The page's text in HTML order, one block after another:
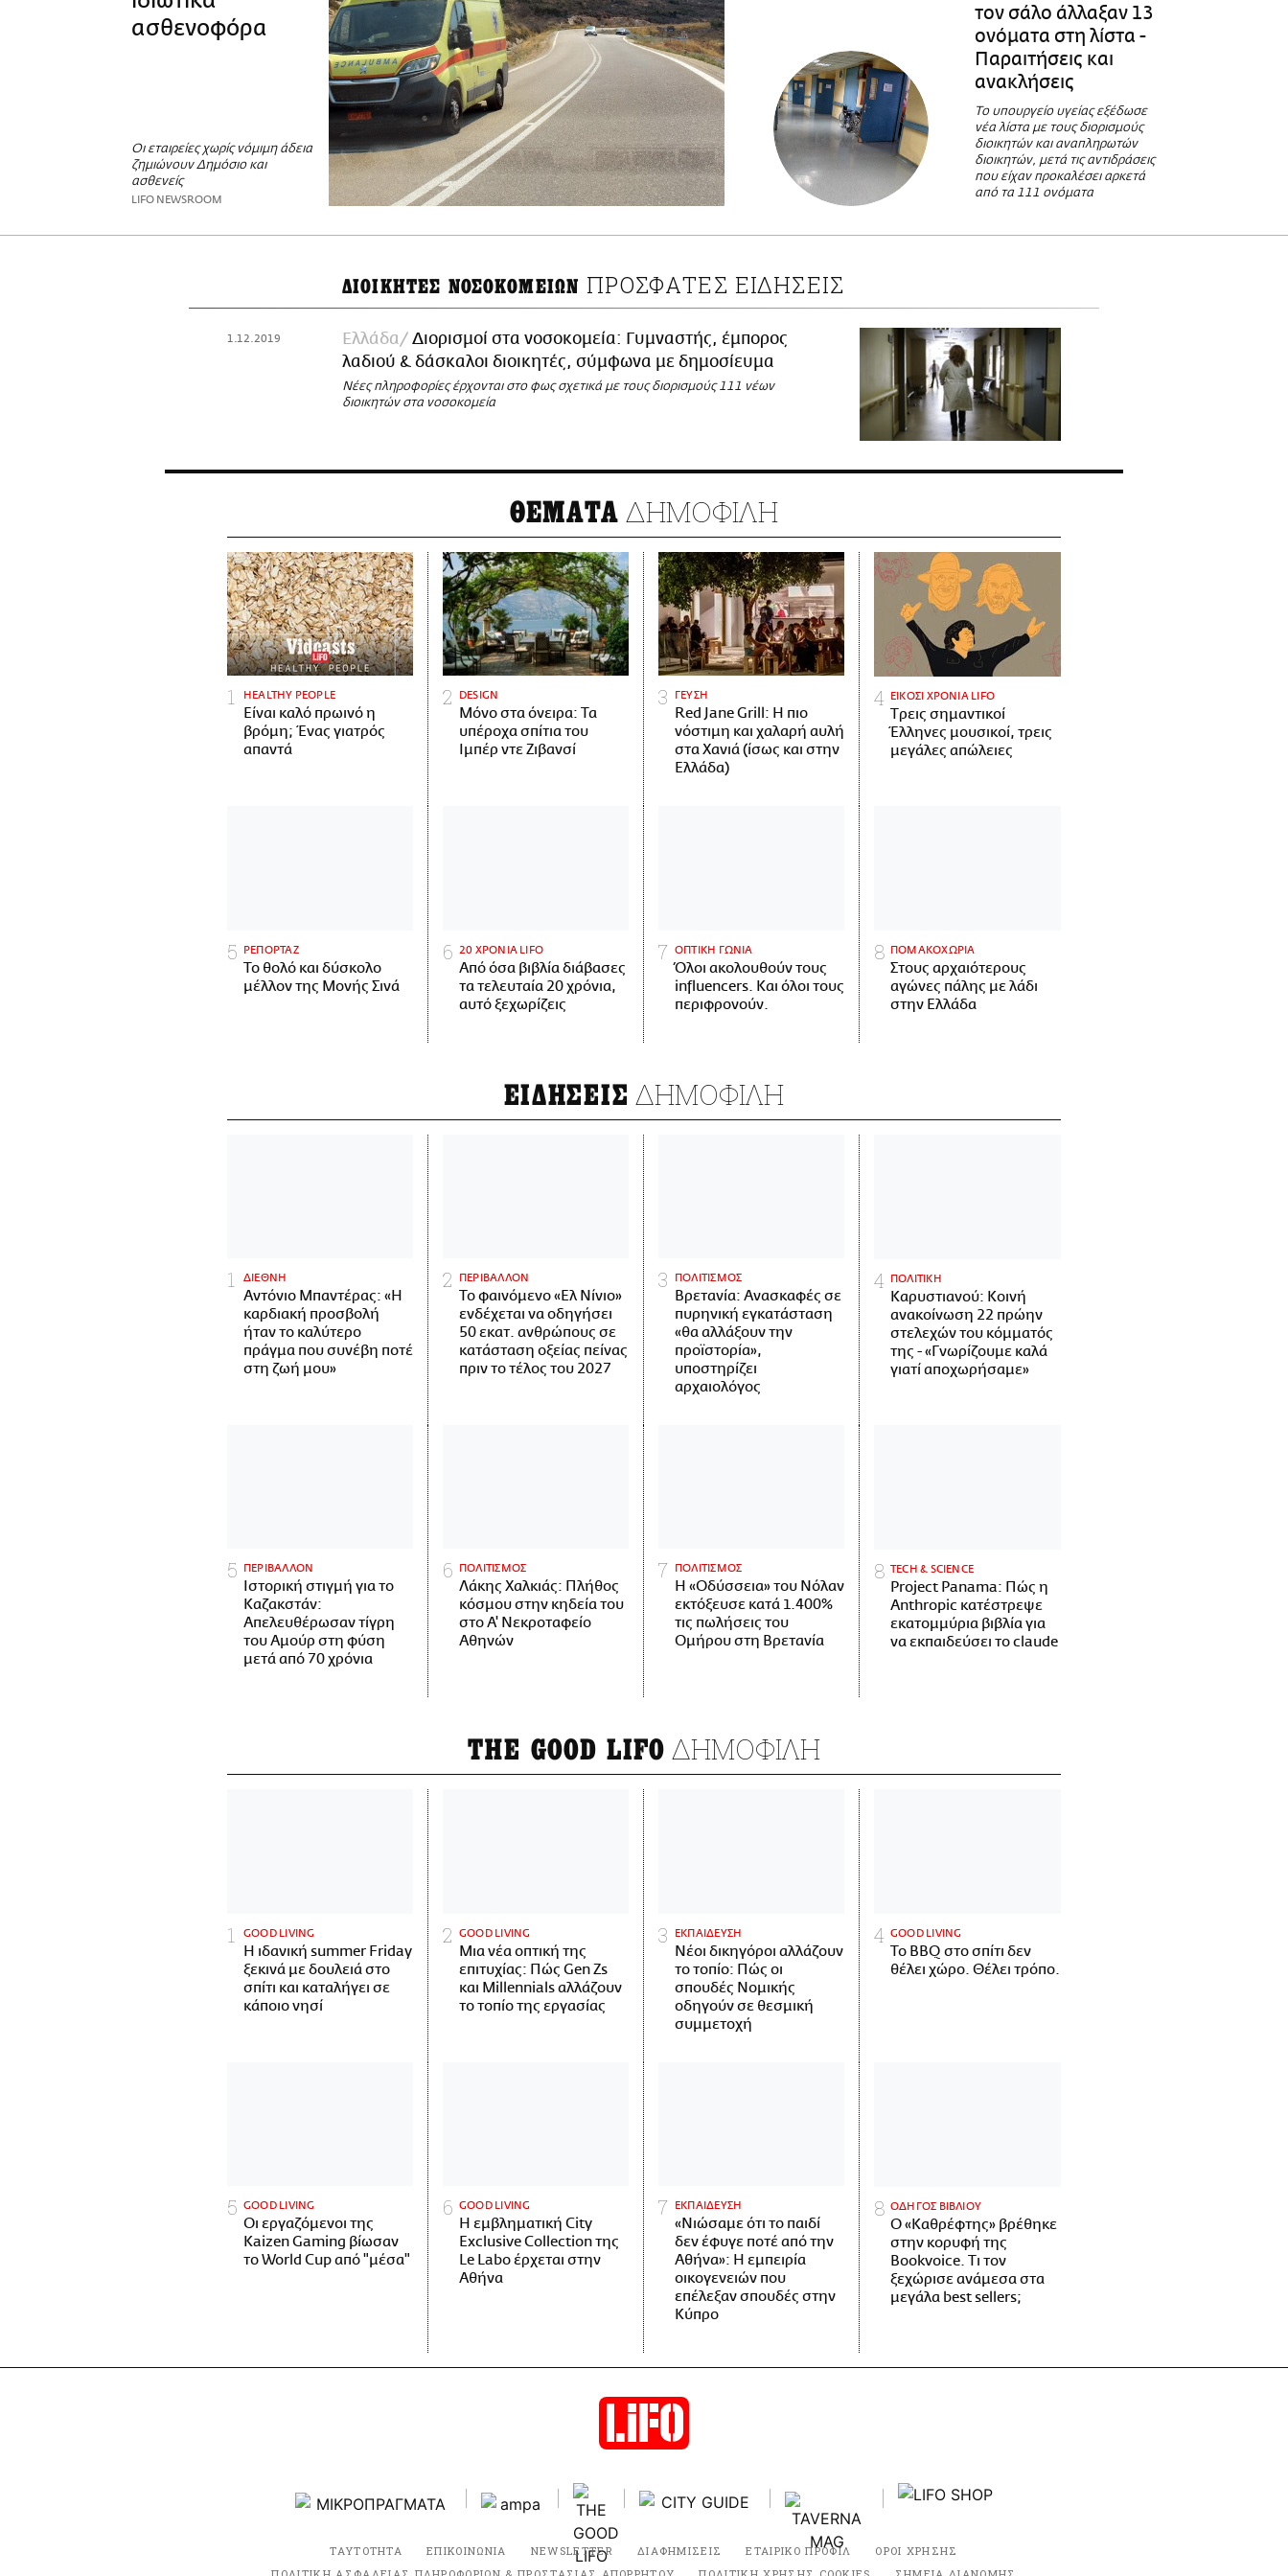
ασθενοφόρα
Οι εταιρείες χωρίς νόμιμη άδεια
ζημιώνουν Δημόσιο και
ασθενείς
LIFO NEWSROOM
τον σάλο άλλαξαν 13
ονόματα στη λίστα -
Παραιτήσεις και
ανακλήσεις
Το υπουργείο υγείας εξέδωσε
νέα λίστα με τους διορισμούς
διοικητών και αναπληρωτών
διοικητών, μετά τις αντιδράσεις
που είχαν προκαλέσει αρκετά
από τα 111 ονόματα
ΔΙΟΙΚΗΤΕΣ ΝΟΣΟΚΟΜΕΙΩΝ ΠΡΟΣΦΑΤΕΣ ΕΙΔΗΣΕΙΣ
1.12.2019 Ελλάδα
Διορισμοί στα νοσοκομεία: Γυμναστής, έμπορος
λαδιού & δάσκαλοι διοικητές, σύμφωνα με δημοσίευμα
Νέες πληροφορίες έρχονται στο φως σχετικά με τους διορισμούς 111 νέων
διοικητών στα νοσοκομεία
ΘΕΜΑΤΑ ΔΗΜΟΦΙΛΗ
HEALTHY PEOPLE
Είναι καλό πρωινό η
βρόμη; Ένας γιατρός
απαντά
DESIGN
Μόνο στα όνειρα: Τα
υπέροχα σπίτια του
Ιμπέρ ντε Ζιβανσί
ΓΕΥΣΗ
Red Jane Grill: Η πιο
νόστιμη και χαλαρή αυλή
στα Χανιά (ίσως και στην
Ελλάδα)
ΕΙΚΟΣΙ ΧΡΟΝΙΑ LIFO
Tρεις σημαντικοί
Έλληνες μουσικοί, τρεις
μεγάλες απώλειες
ΡΕΠΟΡΤΑΖ
Το θολό και δύσκολο
μέλλον της Μονής Σινά
20 ΧΡΟΝΙΑ LIFO
Από όσα βιβλία διάβασες
τα τελευταία 20 χρόνια,
αυτό ξεχωρίζεις
ΟΠΤΙΚΗ ΓΩΝΙΑ
Όλοι ακολουθούν τους
influencers. Και όλοι τους
περιφρονούν.
ΠΟΜΑΚΟΧΩΡΙΑ
Στους αρχαιότερους
αγώνες πάλης με λάδι
στην Ελλάδα
ΕΙΔΗΣΕΙΣ ΔΗΜΟΦΙΛΗ
ΔΙΕΘΝΗ
Αντόνιο Μπαντέρας: «Η
καρδιακή προσβολή
ήταν το καλύτερο
πράγμα που συνέβη ποτέ
στη ζωή μου»
ΠΕΡΙΒΑΛΛΟΝ
Το φαινόμενο «Ελ Νίνιο»
ενδέχεται να οδηγήσει
50 εκατ. ανθρώπους σε
κατάσταση οξείας πείνας
πριν το τέλος του 2027
ΠΟΛΙΤΙΣΜΟΣ
Βρετανία: Ανασκαφές σε
πυρηνική εγκατάσταση
«θα αλλάξουν την
προϊστορία»,
υποστηρίζει
αρχαιολόγος
ΠΟΛΙΤΙΚΗ
Καρυστιανού: Κοινή
ανακοίνωση 22 πρώην
στελεχών του κόμματός
της - «Γνωρίζουμε καλά
γιατί αποχωρήσαμε»
ΠΕΡΙΒΑΛΛΟΝ
Ιστορική στιγμή για το
Καζακστάν:
Απελευθέρωσαν τίγρη
του Αμούρ στη φύση
μετά από 70 χρόνια
ΠΟΛΙΤΙΣΜΟΣ
Λάκης Χαλκιάς: Πλήθος
κόσμου στην κηδεία του
στο Α' Νεκροταφείο
Αθηνών
ΠΟΛΙΤΙΣΜΟΣ
Η «Οδύσσεια» του Νόλαν
εκτόξευσε κατά 1.400%
τις πωλήσεις του
Ομήρου στη Βρετανία
ΤECH & SCIENCE
Project Panama: Πώς η
Anthropic κατέστρεψε
εκατομμύρια βιβλία για
να εκπαιδεύσει το claude
THE GOOD LIFO ΔΗΜΟΦΙΛΗ
GOOD LIVING
Η ιδανική summer Friday
ξεκινά με δουλειά στο
σπίτι και καταλήγει σε
κάποιο νησί
GOOD LIVING
Μια νέα οπτική της
επιτυχίας: Πώς Gen Zs
και Millennials αλλάζουν
το τοπίο της εργασίας
ΕΚΠΑΙΔΕΥΣΗ
Νέοι δικηγόροι αλλάζουν
το τοπίο: Πώς οι
σπουδές Νομικής
οδηγούν σε θεσμική
συμμετοχή
GOOD LIVING
Το BBQ στο σπίτι δεν
θέλει χώρο. Θέλει τρόπο.
GOOD LIVING
Οι εργαζόμενοι της
Kaizen Gaming βίωσαν
το World Cup από "μέσα"
GOOD LIVING
Η εμβληματική City
Exclusive Collection της
Le Labo έρχεται στην
Αθήνα
ΕΚΠΑΙΔΕΥΣΗ
«Νιώσαμε ότι το παιδί
δεν έφυγε ποτέ από την
Αθήνα»: Η εμπειρία
οικογενειών που
επέλεξαν σπουδές στην
Κύπρο
ΟΔΗΓΟΣ ΒΙΒΛΙΟΥ
Ο «Καθρέφτης» βρέθηκε
στην κορυφή της
Bookvoice. Τι τον
ξεχώρισε ανάμεσα στα
μεγάλα best sellers;
ΤΑΥΤΟΤΗΤΑ ΕΠΙΚΟΙΝΩΝΙΑ NEWSLETTER ΔΙΑΦΗΜΙΣΕΙΣ ΕΤΑΙΡΙΚΟ ΠΡΟΦΙΛ
ΟΡΟΙ ΧΡΗΣΗΣ